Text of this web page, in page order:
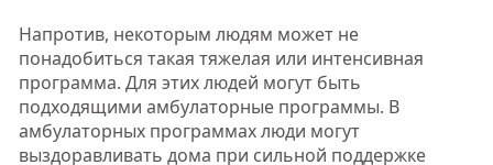
Напротив, некоторым людям может не
понадобиться такая тяжелая или интенсивная
программа. Для этих людей могут быть
подходящими амбулаторные программы. В
амбулаторных программах люди могут
выздоравливать дома при сильной поддержке